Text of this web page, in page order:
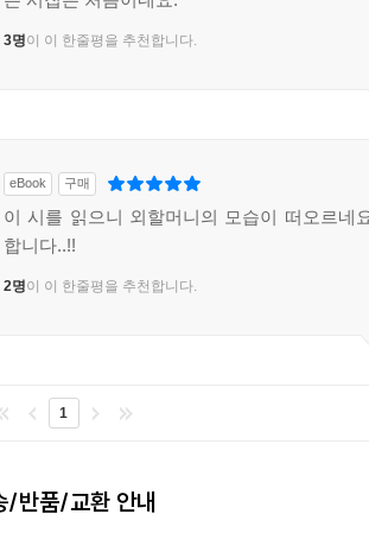
3명이 이 한줄평을 추천합니다.
eBook 구매
이 시를 읽으니 외할머니의 모습이 떠오르네
합니다..!!
2명이 이 한줄평을 추천합니다.
1
/반품/교환 안내